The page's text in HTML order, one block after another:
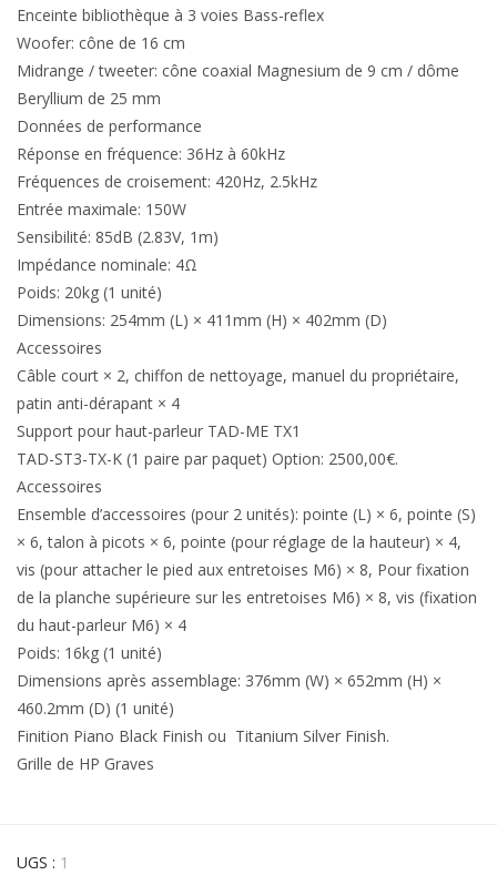
Enceinte bibliothèque à 3 voies Bass-reflex
Woofer: cône de 16 cm
Midrange / tweeter: cône coaxial Magnesium de 9 cm / dôme
Beryllium de 25 mm
Données de performance
Réponse en fréquence: 36Hz à 60kHz
Fréquences de croisement: 420Hz, 2.5kHz
Entrée maximale: 150W
Sensibilité: 85dB (2.83V, 1m)
Impédance nominale: 4Ω
Poids: 20kg (1 unité)
Dimensions: 254mm (L) × 411mm (H) × 402mm (D)
Accessoires
Câble court × 2, chiffon de nettoyage, manuel du propriétaire,
patin anti-dérapant × 4
Support pour haut-parleur TAD-ME TX1
TAD-ST3-TX-K (1 paire par paquet) Option: 2500,00€.
Accessoires
Ensemble d’accessoires (pour 2 unités): pointe (L) × 6, pointe (S)
× 6, talon à picots × 6, pointe (pour réglage de la hauteur) × 4,
vis (pour attacher le pied aux entretoises M6) × 8, Pour fixation
de la planche supérieure sur les entretoises M6) × 8, vis (fixation
du haut-parleur M6) × 4
Poids: 16kg (1 unité)
Dimensions après assemblage: 376mm (W) × 652mm (H) ×
460.2mm (D) (1 unité)
Finition Piano Black Finish ou Titanium Silver Finish.
Grille de HP Graves
UGS : 1